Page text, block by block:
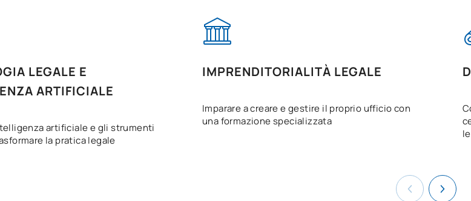
LEGALE E
ARTIFICIALE
artificiale e gli strumenti
la pratica legale
IMPRENDITORIALITÀ LEGALE
Imparare a creare e gestire il proprio ufficio con
una formazione specializzata